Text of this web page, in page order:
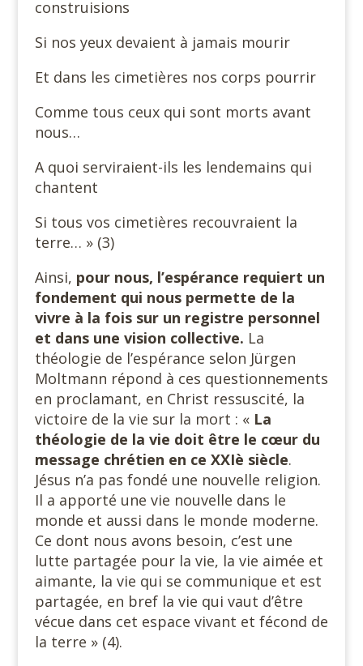
construisions
Si nos yeux devaient à jamais mourir
Et dans les cimetières nos corps pourrir
Comme tous ceux qui sont morts avant
nous…
A quoi serviraient-ils les lendemains qui
chantent
Si tous vos cimetières recouvraient la
terre… » (3)
Ainsi, pour nous, l’espérance requiert un
fondement qui nous permette de la
vivre à la fois sur un registre personnel
et dans une vision collective. La
théologie de l’espérance selon Jürgen
Moltmann répond à ces questionnements
en proclamant, en Christ ressuscité, la
victoire de la vie sur la mort : « La
théologie de la vie doit être le cœur du
message chrétien en ce XXIè siècle.
Jésus n’a pas fondé une nouvelle religion.
Il a apporté une vie nouvelle dans le
monde et aussi dans le monde moderne.
Ce dont nous avons besoin, c’est une
lutte partagée pour la vie, la vie aimée et
aimante, la vie qui se communique et est
partagée, en bref la vie qui vaut d’être
vécue dans cet espace vivant et fécond de
la terre » (4).